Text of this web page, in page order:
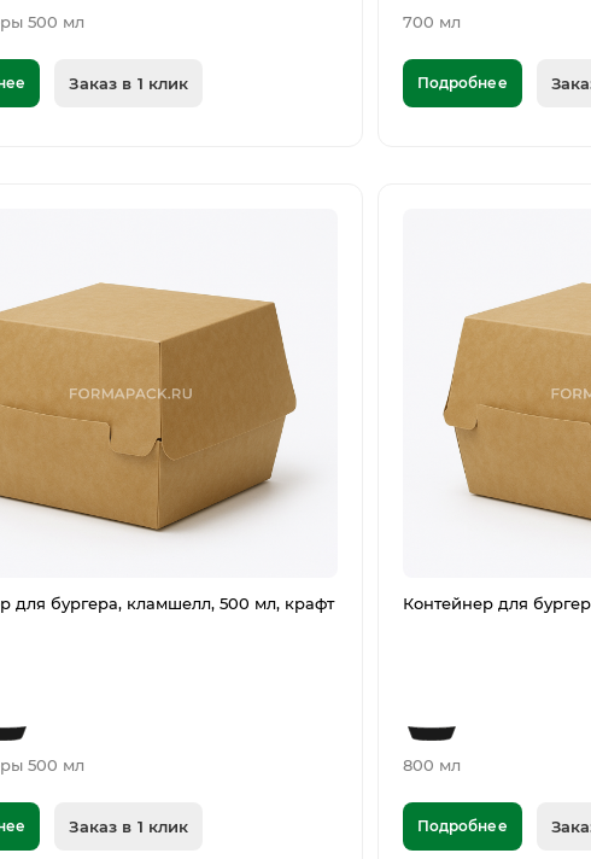
500 мл
Заказ в 1 клик
700 мл
Подробнее
для бургера, кламшелл, 500 мл, крафт
500 мл
Заказ в 1 клик
Контейнер для
800 мл
Подробнее